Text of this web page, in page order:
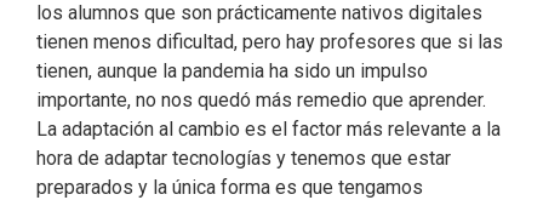
los alumnos que son prácticamente nativos digitales
tienen menos dificultad, pero hay profesores que si las
tienen, aunque la pandemia ha sido un impulso
importante, no nos quedó más remedio que aprender.
La adaptación al cambio es el factor más relevante a la
hora de adaptar tecnologías y tenemos que estar
preparados y la única forma es que tengamos